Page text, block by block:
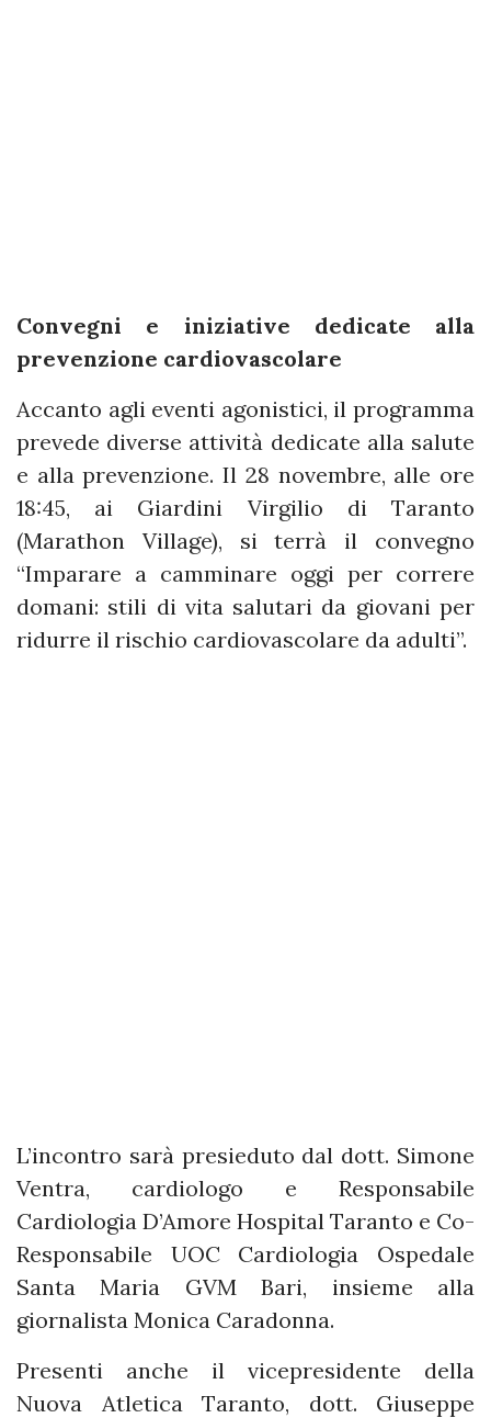
Convegni e iniziative dedicate alla
prevenzione cardiovascolare
Accanto agli eventi agonistici, il programma
prevede diverse attività dedicate alla salute
e alla prevenzione. Il 28 novembre, alle ore
18:45, ai Giardini Virgilio di Taranto
(Marathon Village), si terrà il convegno
“Imparare a camminare oggi per correre
domani: stili di vita salutari da giovani per
ridurre il rischio cardiovascolare da adulti”.
L’incontro sarà presieduto dal dott. Simone
Ventra, cardiologo e Responsabile
Cardiologia D’Amore Hospital Taranto e Co-
Responsabile UOC Cardiologia Ospedale
Santa Maria GVM Bari, insieme alla
giornalista Monica Caradonna.
Presenti anche il vicepresidente della
Nuova Atletica Taranto, dott. Giuseppe